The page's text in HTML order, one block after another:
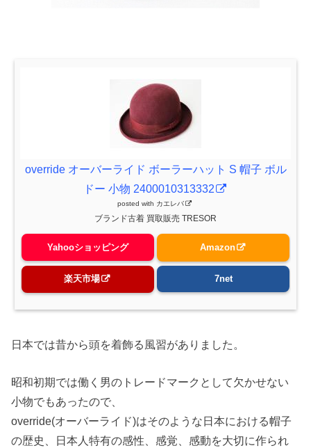
override オーバーライド ボーラーハット S 帽子 ボル
ドー 小物 2400010313332
posted with カエレバ
ブランド古着 買取販売 TRESOR
Yahooショッピング Amazon
楽天市場 7net
日本では昔から頭を着飾る風習がありました。
昭和初期では働く男のトレードマークとして欠かせない
小物でもあったので、
override(オーバーライド)はそのような日本における帽子
の歴史、日本人特有の感性、感覚、感動を大切に作られ